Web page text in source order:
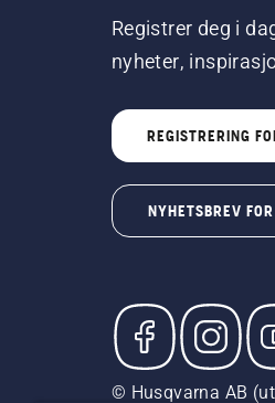
Registrer deg i
nyheter,
REGISTRERING
NYHETSBREV
© Husqvarna AB